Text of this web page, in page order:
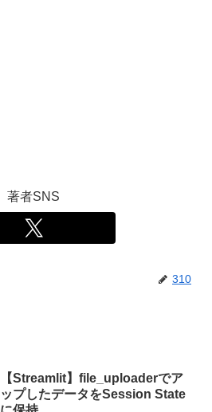
著者SNS
310
【Streamlit】file_uploaderでア
ップしたデータをSession State